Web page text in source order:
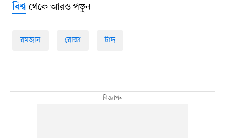
বিশ্বথেকে আরও পড়ুন
রমজান রোজা চাঁদ